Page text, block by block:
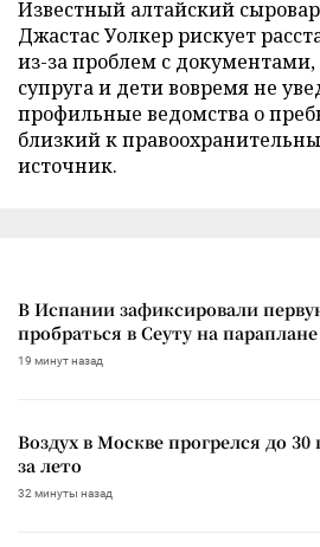
Известный алтайский
Джастас Уолкер рискует
из-за проблем с документами,
супруга и дети вовремя не
профильные ведомства о
близкий к
источник.
В Испании зафиксировали
пробраться в Сеуту на параплане
19 минут назад
Воздух в Москве прогрелся до 30
за лето
32 минуты назад